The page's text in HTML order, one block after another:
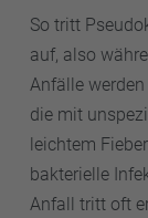
So tritt
auf, also
Anfälle
die mit
leichtem
bakterielle
Anfall tritt oft